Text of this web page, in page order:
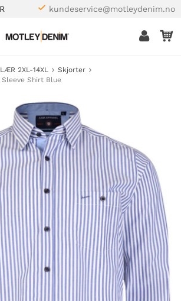
kundeservice@motleydenim.no
2XL-14XL
Skjorter
Sleeve Shirt Blue